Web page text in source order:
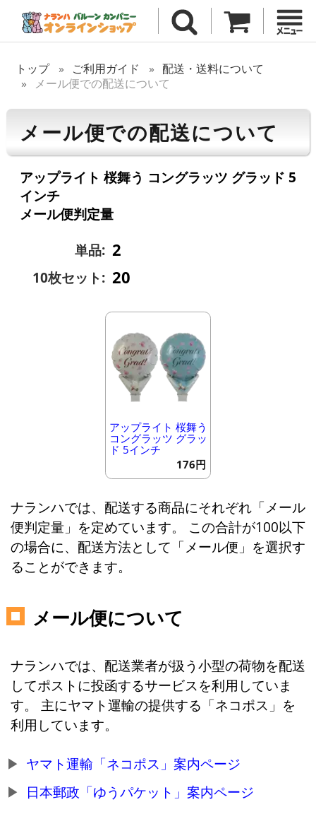
トップ ご利用ガイド
配送・送料について
メール便での配送について
メール便での配送について
アップライト 桜舞う コングラッツ グラッド 5
インチ
メール便判定量
単品: 2
10枚セット: 20
アップライト 桜舞う
コングラッツ グラッ
ド 5インチ
176円
ナランハでは、配送する商品にそれぞれ「メール
便判定量」を定めています。 この合計が100以下
の場合に、配送方法として「メール便」を選択す
ることができます。
メール便について
ナランハでは、配送業者が扱う小型の荷物を配送
してポストに投函するサービスを利用していま
す。 主にヤマト運輸の提供する「ネコポス」を
利用しています。
ヤマト運輸「ネコポス」案内ページ
日本郵政「ゆうパケット」案内ページ